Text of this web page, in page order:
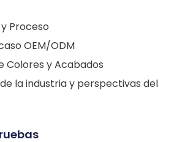
Proceso
OEM/ODM
Colores y Acabados
la industria y perspectivas del